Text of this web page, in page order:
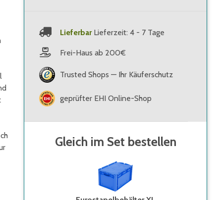
Lieferbar Lieferzeit: 4 - 7 Tage
Frei-Haus ab 200€
Trusted Shops — Ihr Käuferschutz
geprüfter EHI Online-Shop
Gleich im Set bestellen